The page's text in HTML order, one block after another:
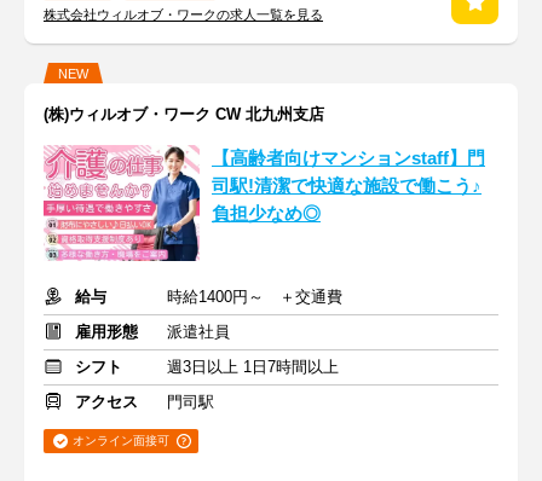
株式会社ウィルオブ・ワークの求人一覧を見る
NEW
(株)ウィルオブ・ワーク CW 北九州支店
【高齢者向けマンションstaff】門
司駅!清潔で快適な施設で働こう♪
負担少なめ◎
給与
時給1400円～ ＋交通費
雇用形態
派遣社員
シフト
週3日以上 1日7時間以上
アクセス
門司駅
オンライン面接可